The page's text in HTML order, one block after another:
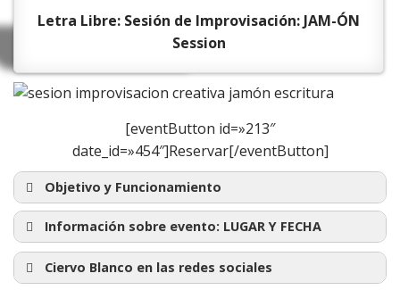
Letra Libre: Sesión de Improvisación: JAM-ÓN
Session
[eventButton id=»213″
date_id=»454″]Reservar[/eventButton]
Objetivo y Funcionamiento
Información sobre evento: LUGAR Y FECHA
Ciervo Blanco en las redes sociales